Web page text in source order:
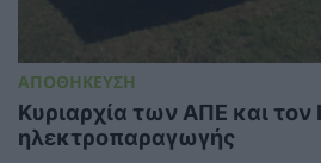
ΑΠΟΘΗΚΕΥΣΗ
Κυριαρχία των ΑΠΕ και τον
ηλεκτροπαραγωγής